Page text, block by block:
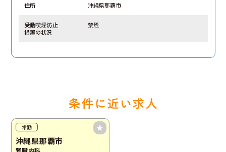
住所 沖縄県那覇市
受動喫煙防止
措置の状況
禁煙
常勤
沖縄県那覇市
腎臓内科